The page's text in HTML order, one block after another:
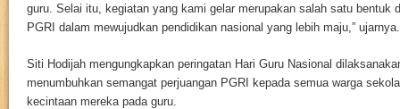
guru. Selai itu, kegiatan yang kami gelar merupakan salah satu bentuk
PGRI dalam mewujudkan pendidikan nasional yang lebih maju,” ujarnya.
Siti Hodijah mengungkapkan peringatan Hari Guru Nasional
menumbuhkan semangat perjuangan PGRI kepada semua warga
kecintaan mereka pada guru.